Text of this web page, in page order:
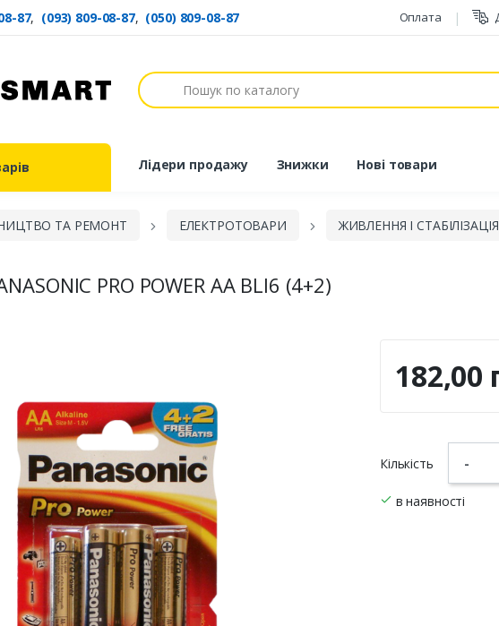
87, (093) 809-08-87, (050) 809-08-87 Оплата
Пошук
Лідери продажу Знижки Нові товари
ТА РЕМОНТ ЕЛЕКТРОТОВАРИ ЖИВЛЕННЯ І СТАБІЛІЗАЦІЯ
PRO POWER AA BLI6 (4+2)
182,00
Кількість -
в наявності